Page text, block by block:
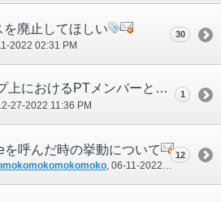
廃止してほしい
2022 02:31 PM
30
フェイスのマップ上におけるPTメンバーとしてのマーカー表示範囲
27-2022 11:36 PM
1
呼んだ時の挙動について
‎, 06-11-2022 09:47 AM
12